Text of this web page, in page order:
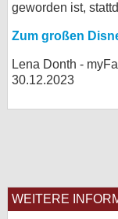
geworden ist,
Zum großen
Lena Donth -
30.12.2023
WEITERE